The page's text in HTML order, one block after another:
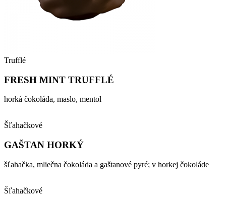
Trufflé
FRESH MINT TRUFFLÉ
horká čokoláda, maslo, mentol
Šľahačkové
GAŠTAN HORKÝ
šľahačka, mliečna čokoláda a gaštanové pyré; v horkej čokoláde
Šľahačkové